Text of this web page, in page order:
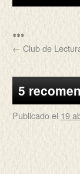
***
← Club de
5
Publicado el 19